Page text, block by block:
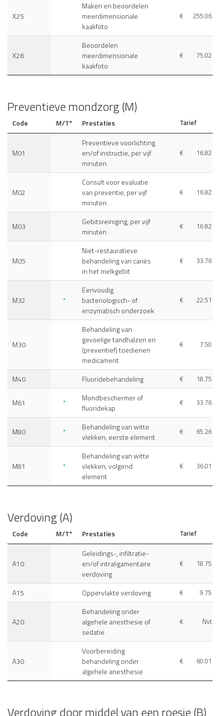
X25
Maken en beoordelen
meerdimensionale
kaakfoto
€ 255.06
X26
Beoordelen
meerdimensionale
kaakfoto
€ 75.02
Preventieve mondzorg (M)
Code M/T* Prestaties Tarief
M01
Preventieve voorlichting
en/of instructie, per vijf
minuten
€ 16.82
M02
Consult voor evaluatie
van preventie, per vijf
minuten
€ 16.82
M03
Gebitsreiniging, per vijf
minuten
€ 16.82
M05
Niet-restauratieve
behandeling van cariës
in het melkgebit
€ 33.76
M32 *
Eenvoudig
bacteriologisch- of
enzymatisch onderzoek
€ 22.51
M30
Behandeling van
gevoelige tandhalzen en
(preventief) toedienen
medicament
€ 7.50
M40 Fluoridebehandeling € 18.75
M61 *
Mondbeschermer of
fluoridekap
€ 33.76
M80 *
Behandeling van witte
vlekken, eerste element
€ 65.26
M81 *
Behandeling van witte
vlekken, volgend
element
€ 36.01
Verdoving (A)
Code M/T* Prestaties Tarief
A10
Geleidings-, infiltratie-
en/of intraligamentaire
verdoving
€ 18.75
A15 Oppervlakte verdoving € 9.75
A20
Behandeling onder
algehele anesthesie of
sedatie
€ Nvt
A30
Voorbereiding
behandeling onder
algehele anesthesie
€ 60.01
Verdoving door middel van een roesje (B)